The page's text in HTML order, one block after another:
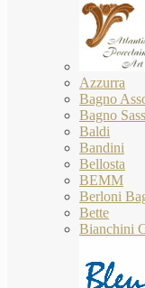
Azzurra
Bagno
Bagno
Baldi
Bandini
Bellosta
BEMM
Berloni
Bette
Bianchini